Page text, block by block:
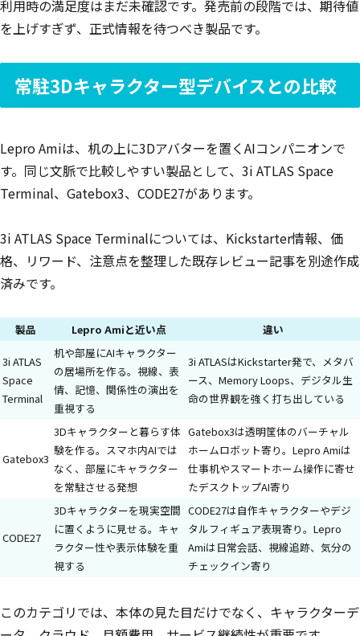
利用時の満足度はまだ未確認です。発売前の段階では、期待値
を上げすぎず、正式情報を待つべき製品です。
常駐3Dキャラクター型デバイスとの比較
Lepro Amiは、机の上に3Dアバターを置くAIコンパニオンで
す。同じ文脈で比較しやすい製品として、3i ATLAS Space
Terminal、Gatebox3、CODE27があります。
3i ATLAS Space Terminalについては、Kickstarter情報、価
格、リワード、注意点を整理した既存レビュー記事を別途作成
済みです。
製品 Lepro Amiと近い点 違い
3i ATLAS
Space
Terminal
机や部屋にAIキャラクター
の居場所を作る。視線、表
情、記憶、関係性の演出を
重視する
3i ATLASはKickstarter発で、メタバ
ース、Memory Loops、デジタル生
命の世界観を強く打ち出している
Gatebox3
3Dキャラクターと暮らす体
験を作る。スマホ内AIでは
なく、部屋にキャラクター
を常駐させる発想
Gatebox3は透明筐体のバーチャル
ホームロボット寄り。Lepro Amiは
仕事机やスマートホーム操作に寄せ
たデスクトップAI寄り
CODE27
3Dキャラクターを現実空間
に置くように見せる。キャ
ラクター性や表示体験を重
視する
CODE27は自作キャラクターやデジ
タルフィギュア表現寄り。Lepro
Amiは日常会話、視線追跡、気分の
チェックイン寄り
このカテゴリでは、本体の見た目だけでなく、キャラクターデ